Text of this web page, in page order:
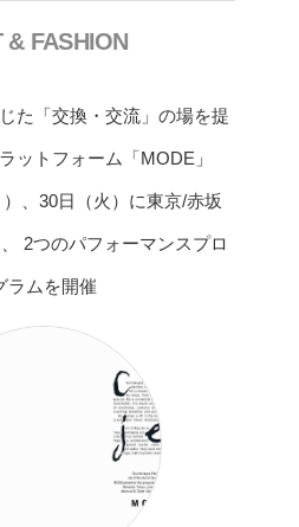
& FASHION
た「交換・交流」の場を提
ットフォーム「MODE」
、30日（火）に東京/赤坂
2つのパフォーマンスプロ
ラムを開催